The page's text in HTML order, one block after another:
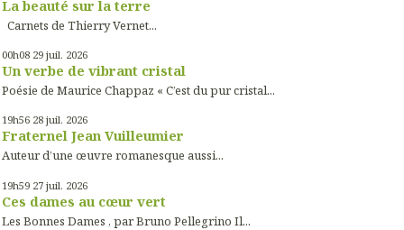
La beauté sur la terre
Carnets de Thierry Vernet...
00h08 29 juil. 2026
Un verbe de vibrant cristal
Poésie de Maurice Chappaz « C’est du pur cristal...
19h56 28 juil. 2026
Fraternel Jean Vuilleumier
Auteur d’une œuvre romanesque aussi...
19h59 27 juil. 2026
Ces dames au cœur vert
Les Bonnes Dames , par Bruno Pellegrino Il...